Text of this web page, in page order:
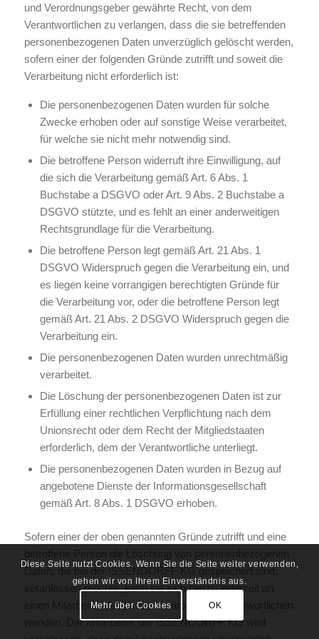
und Verordnungsgeber gewährte Recht, von dem
Verantwortlichen zu verlangen, dass die sie betreffenden
personenbezogenen Daten unverzüglich gelöscht werden,
sofern einer der folgenden Gründe zutrifft und soweit die
Verarbeitung nicht erforderlich ist:
Die personenbezogenen Daten wurden für solche
Zwecke erhoben oder auf sonstige Weise verarbeitet,
für welche sie nicht mehr notwendig sind.
Die betroffene Person widerruft ihre Einwilligung, auf
die sich die Verarbeitung gemäß Art. 6 Abs. 1
Buchstabe a DSGVO oder Art. 9 Abs. 2 Buchstabe a
DSGVO stützte, und es fehlt an einer anderweitigen
Rechtsgrundlage für die Verarbeitung.
Die betroffene Person legt gemäß Art. 21 Abs. 1
DSGVO Widerspruch gegen die Verarbeitung ein, und
es liegen keine vorrangigen berechtigten Gründe für
die Verarbeitung vor, oder die betroffene Person legt
gemäß Art. 21 Abs. 2 DSGVO Widerspruch gegen die
Verarbeitung ein.
Die personenbezogenen Daten wurden unrechtmäßig
verarbeitet.
Die Löschung der personenbezogenen Daten ist zur
Erfüllung einer rechtlichen Verpflichtung nach dem
Unionsrecht oder dem Recht der Mitgliedstaaten
erforderlich, dem der Verantwortliche unterliegt.
Die personenbezogenen Daten wurden in Bezug auf
angebotene Dienste der Informationsgesellschaft
gemäß Art. 8 Abs. 1 DSGVO erhoben.
Sofern einer der oben genannten Gründe zutrifft und eine
Daten, die bei der ISSENDORFF KG gespeichert sind,
veranlassen möchte, kann sie sich hierzu jederzeit an
einen Mitarbeiter des für die Verarbeitung Verantwortlichen
wenden. Der Mitarbeiter der ISSENDORFF KG wird
Diese Seite nutzt Cookies. Wenn Sie die Seite weiter verwenden,
gehen wir von Ihrem Einverständnis aus.
Mehr über Cookies OK